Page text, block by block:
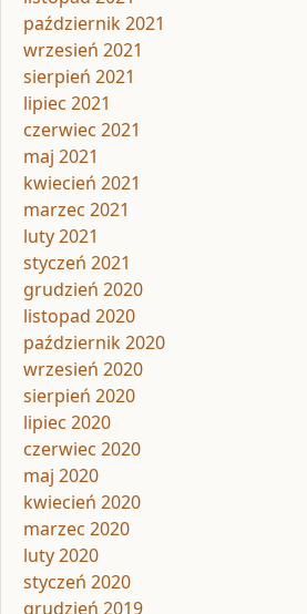
październik 2021
wrzesień 2021
sierpień 2021
lipiec 2021
czerwiec 2021
maj 2021
kwiecień 2021
marzec 2021
luty 2021
styczeń 2021
grudzień 2020
listopad 2020
październik 2020
wrzesień 2020
sierpień 2020
lipiec 2020
czerwiec 2020
maj 2020
kwiecień 2020
marzec 2020
luty 2020
styczeń 2020
grudzień 2019